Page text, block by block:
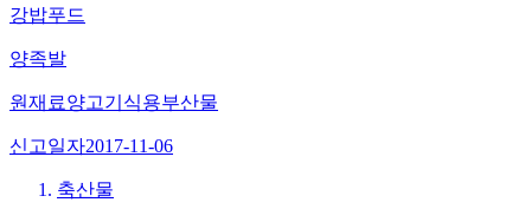
강밥푸드
양족발
원재료양고기식용부산물
신고일자2017-11-06
축산물